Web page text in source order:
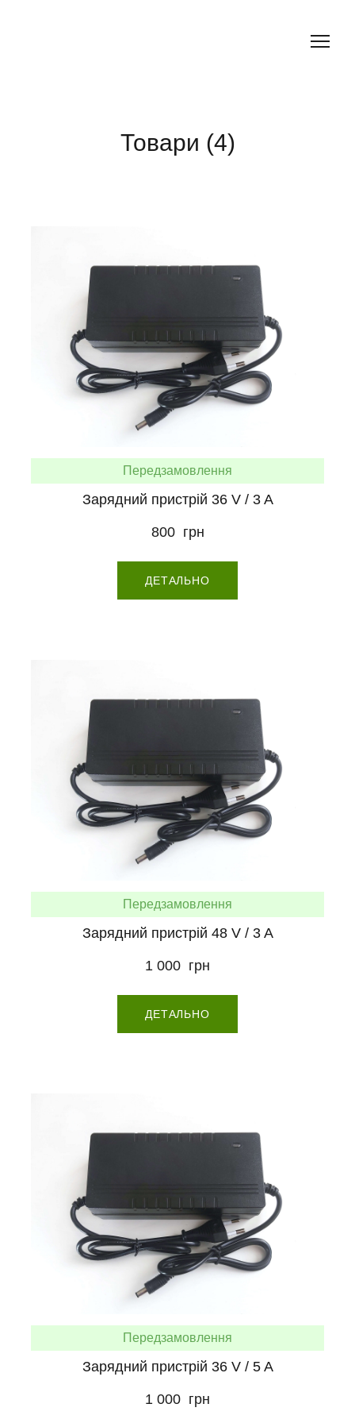
Товари (4)
Передзамовлення
Зарядний пристрій 36 V / 3 A
800  грн
ДЕТАЛЬНО
Передзамовлення
Зарядний пристрій 48 V / 3 A
1 000  грн
ДЕТАЛЬНО
Передзамовлення
Зарядний пристрій 36 V / 5 A
1 000  грн